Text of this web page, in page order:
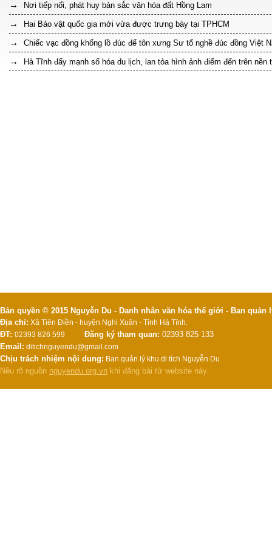
Nơi tiếp nối, phát huy bản sắc văn hóa đất Hồng Lam
Hai Bảo vật quốc gia mới vừa được trưng bày tại TPHCM
Chiếc vạc đồng khổng lồ đúc để tôn xưng Sư tổ nghề đúc đồng Việt
Hà Tĩnh đẩy mạnh số hóa du lịch, lan tỏa hình ảnh điểm đến trên nền
Bản quyền © 2015 Nguyễn Du - Danh nhân văn hóa thế giới - Ban
Địa chỉ: Xã Tiên Điền - huyện Nghi Xuân - Tỉnh Hà Tĩnh.
ĐT: 02393 826 599 Đăng ký tham quan: 02393 825 133
Email: ditichnguyendu@gmail.com
Chịu trách nhiệm nội dung: Ban quản lý khu di tích Nguyễn Du
Nêu rõ nguồn nguyendu.org.vn khi đăng bài từ website này.